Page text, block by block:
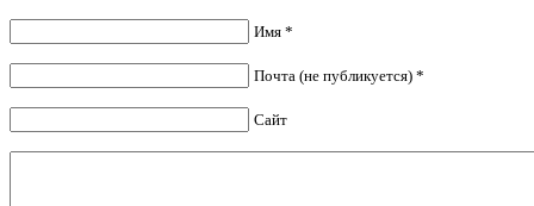
Имя *
Почта (не публикуется) *
Сайт